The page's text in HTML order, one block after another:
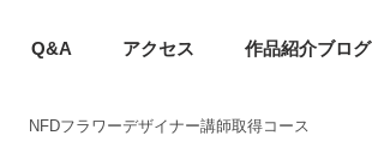
Q&A アクセス 作品紹介ブログ
NFDフラワーデザイナー講師取得コース